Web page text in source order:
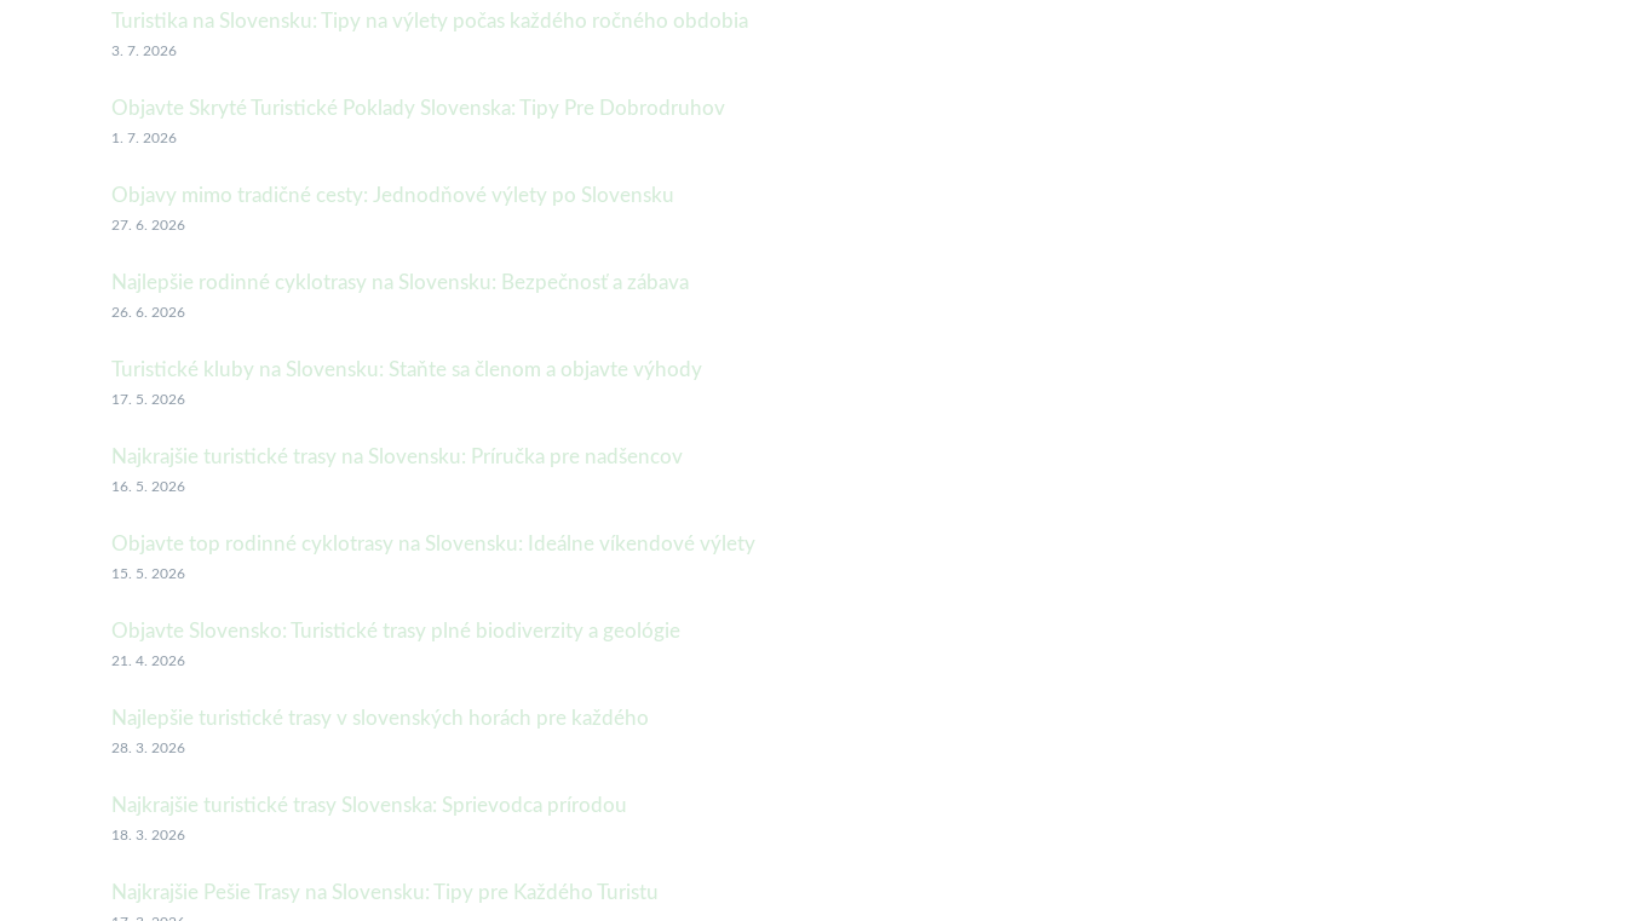
Turistika na Slovensku: Tipy na výlety počas každého ročného obdobia
3. 7. 2026
Objavte Skryté Turistické Poklady Slovenska: Tipy Pre Dobrodruhov
1. 7. 2026
Objavy mimo tradičné cesty: Jednodňové výlety po Slovensku
27. 6. 2026
Najlepšie rodinné cyklotrasy na Slovensku: Bezpečnosť a zábava
26. 6. 2026
Turistické kluby na Slovensku: Staňte sa členom a objavte výhody
17. 5. 2026
Najkrajšie turistické trasy na Slovensku: Príručka pre nadšencov
16. 5. 2026
Objavte top rodinné cyklotrasy na Slovensku: Ideálne víkendové výlety
15. 5. 2026
Objavte Slovensko: Turistické trasy plné biodiverzity a geológie
21. 4. 2026
Najlepšie turistické trasy v slovenských horách pre každého
28. 3. 2026
Najkrajšie turistické trasy Slovenska: Sprievodca prírodou
18. 3. 2026
Najkrajšie Pešie Trasy na Slovensku: Tipy pre Každého Turistu